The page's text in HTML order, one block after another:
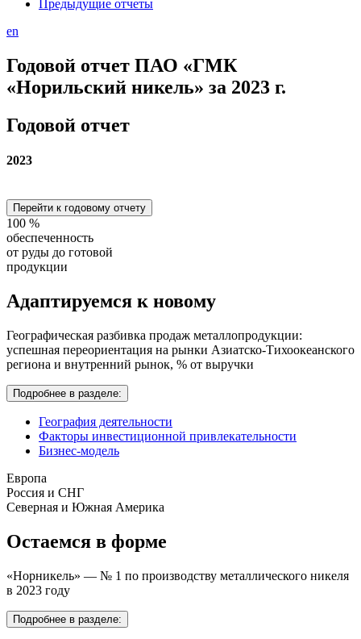
Предыдущие отчеты
en
Годовой отчет ПАО «ГМК
«Норильский никель» за 2023 г.
Годовой отчет
2023
Перейти к годовому отчету
100 %
обеспеченность
от руды до готовой
продукции
Адаптируемся к новому
Географическая разбивка продаж металлопродукции:
успешная переориентация на рынки Азиатско-Тихоокеанского
региона и внутренний рынок, % от выручки
Подробнее в разделе:
География деятельности
Факторы инвестиционной привлекательности
Бизнес-модель
Европа
Россия и СНГ
Северная и Южная Америка
Остаемся в форме
«Норникель» — № 1 по производству металлического никеля
в 2023 году
Подробнее в разделе: